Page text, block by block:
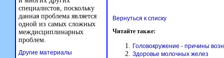
Вернуться к списку
Читайте также:
Головокружение - причины
Здоровье молочных желез
специалистов, поскольку
данная проблема является
одной из самых сложных
междисциплинарных
проблем.
Другие материалы